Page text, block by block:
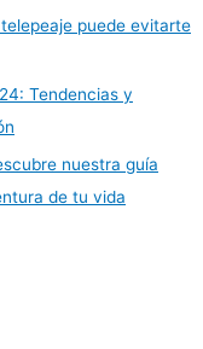
puede evitarte
Tendencias y
nuestra guía
de tu vida